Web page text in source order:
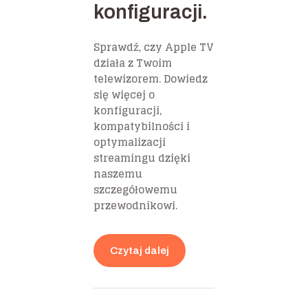
konfiguracji.
Sprawdź, czy Apple TV
działa z Twoim
telewizorem. Dowiedz
się więcej o
konfiguracji,
kompatybilności i
optymalizacji
streamingu dzięki
naszemu
szczegółowemu
przewodnikowi.
Czytaj dalej